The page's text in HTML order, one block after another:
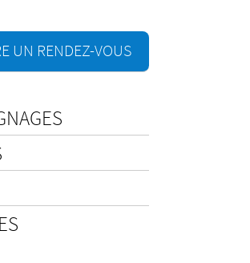
UN RENDEZ-VOUS